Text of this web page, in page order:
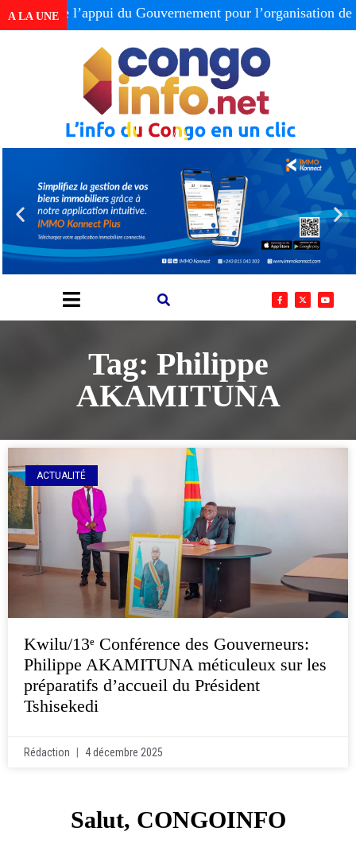
A LA UNEl’appui du Gouvernement pour l’organisation de la
Tag: Philippe
AKAMITUNA
ACTUALITÉ
Kwilu/13ᵉ Conférence des Gouverneurs:
Philippe AKAMITUNA méticuleux sur les
préparatifs d’accueil du Président
Tshisekedi
Rédaction 4 décembre 2025
Salut, CONGOINFO